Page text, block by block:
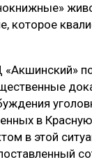
которое
в Красную
в этой